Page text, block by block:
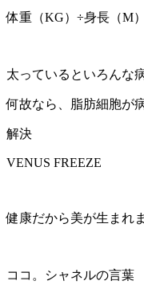
体重（KG）÷身長（M
太っているといろんな
何故なら、脂肪細胞が
解決
VENUS FREEZE
健康だから美が生まれま
ココ。シャネルの言葉